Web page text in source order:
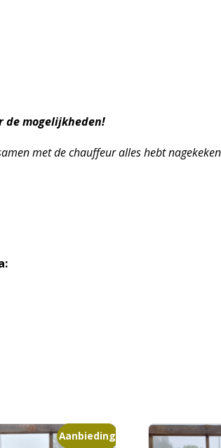
de mogelijkheden!
met de chauffeur alles hebt
Aanbieding!